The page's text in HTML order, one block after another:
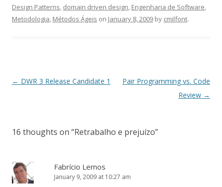
Design Patterns, domain driven design, Engenharia de Software,
Metodologia, Métodos Ágeis on January 8, 2009 by cmilfont.
Post
← DWR 3 Release Candidate 1
Pair Programming vs. Code
Review →
16 thoughts on “Retrabalho e prejuízo”
Fabrício Lemos
January 9, 2009 at 10:27 am